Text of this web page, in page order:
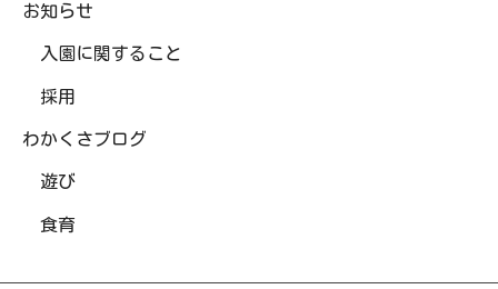
お知らせ
入園に関すること
採用
わかくさブログ
遊び
食育